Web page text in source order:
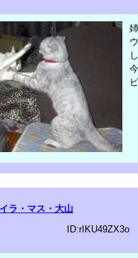
ラ・マス・大山
ID:rIKU49ZX3o